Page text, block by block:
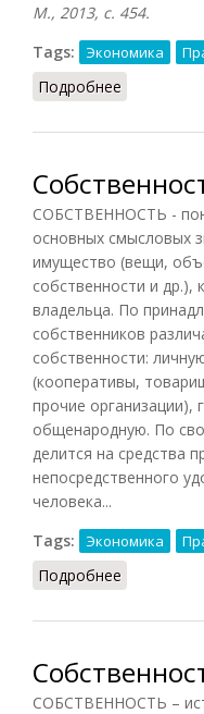
М., 2013, с. 454.
Tags:
Экономика
Подробнее
СОБСТВЕННОСТЬ -
основных смысловых
имущество (вещи,
собственности и др.),
владельца. По
собственников
собственности:
(кооперативы,
прочие организации),
общенародную. По
делится на средства
непосредственного
человека...
Tags:
Экономика
Подробнее
СОБСТВЕННОСТЬ –